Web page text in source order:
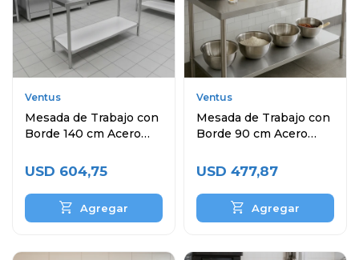
Ventus
Mesada de Trabajo con
Borde 140 cm Acero
USD 604,75
Ventus
Mesada de Trabajo con
Borde 90 cm Acero
USD 477,87